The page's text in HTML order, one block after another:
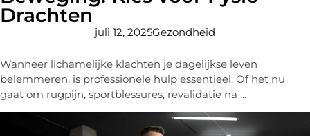
Drachten
juli 12, 2025Gezondheid
Wanneer lichamelijke klachten je dagelijkse leven
belemmeren, is professionele hulp essentieel. Of het nu
gaat om rugpijn, sportblessures, revalidatie na ...